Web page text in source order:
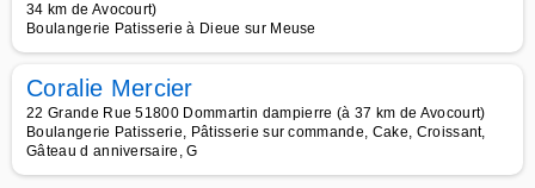
34 km de Avocourt)
Boulangerie Patisserie à Dieue sur Meuse
Coralie Mercier
22 Grande Rue 51800 Dommartin dampierre (à 37 km de Avocourt)
Boulangerie Patisserie, Pâtisserie sur commande, Cake, Croissant,
Gâteau d anniversaire, G